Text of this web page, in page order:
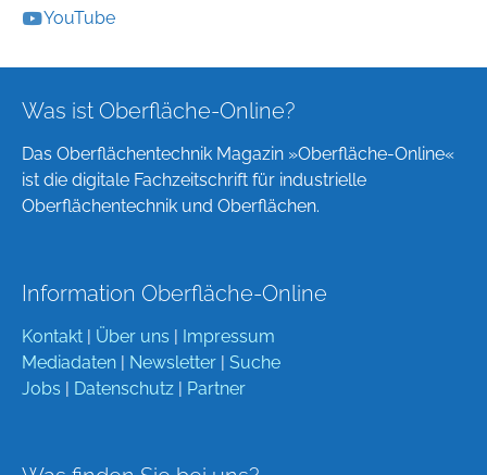
YouTube
Was ist Oberfläche-Online?
Das Oberflächentechnik Magazin »Oberfläche-Online«
ist die digitale Fachzeitschrift für industrielle
Oberflächentechnik und Oberflächen.
Information Oberfläche-Online
Kontakt Über uns
Impressum
Mediadaten
Newsletter
Suche
Jobs
Datenschutz Partner